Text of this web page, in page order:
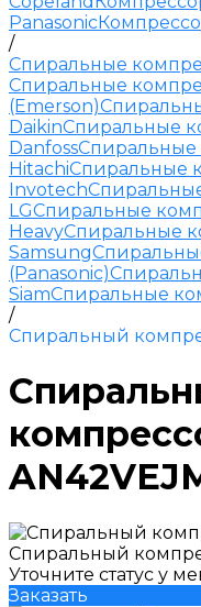
Panasonic
/
Спиральные
Спиральные
(Emerson)
DaikinСпиральные
DanfossСпиральные
HitachiСпиральные
Invotech
LGСпиральные
HeavyСпиральные
Samsung
(Panasonic)
SiamСпиральные
/
Спиральный
Спиральный
Уточните статус у
Заказать